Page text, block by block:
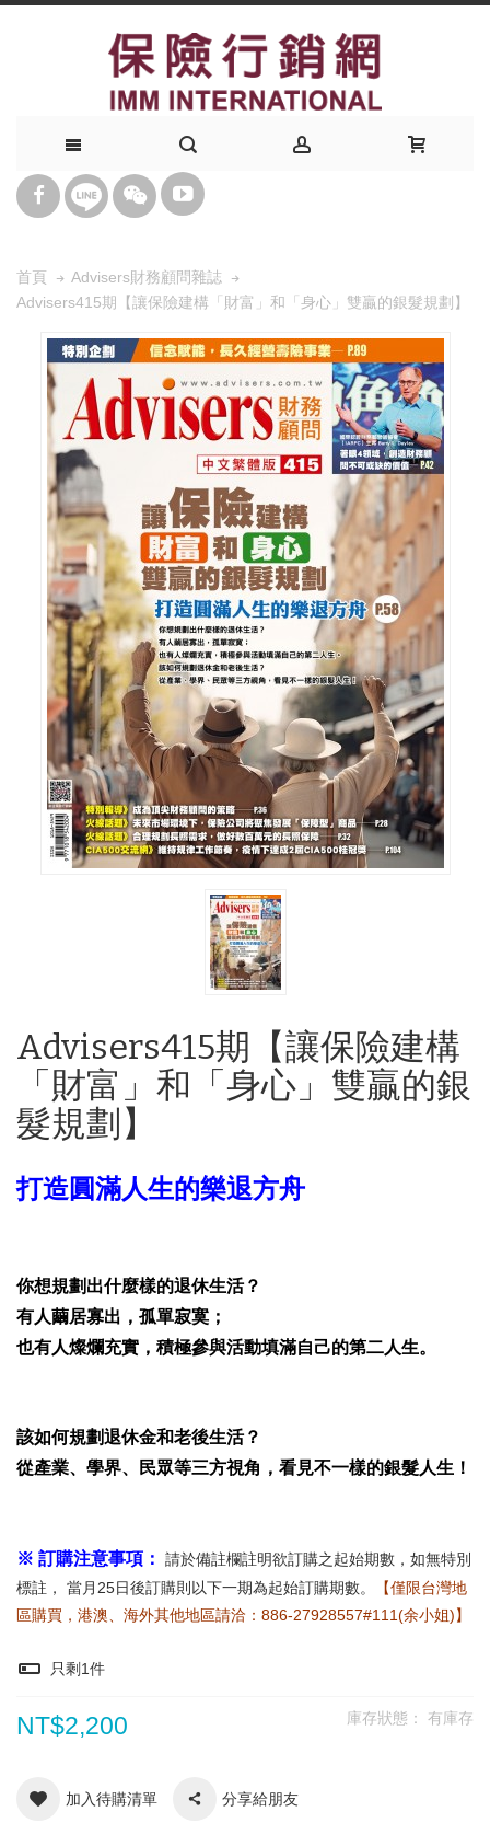
首頁
Advisers財務顧問雜誌
Advisers415期【讓保險建構「財富」和「身心」雙贏的銀髮規劃】
Advisers415期【讓保險建構
「財富」和「身心」雙贏的銀
髮規劃】
打造圓滿人生的樂退方舟
你想規劃出什麼樣的退休生活？
有人繭居寡出，孤單寂寞；
也有人燦爛充實，積極參與活動填滿自己的第二人生。
該如何規劃退休金和老後生活？
從產業、學界、民眾等三方視角， 看見不一樣的銀髮人生！
※ 訂購注意事項：
請於備註欄註明欲訂購之起始期數，如無特別
標註， 當月25日後訂購則以下一期為起始訂購期數。
【僅限台灣地
區購買，港澳、海外其他地區請洽：886-27928557#111(余小姐)】
只剩 1件
庫存狀態： 有庫存
NT$2,200
加入待購清單 分享給朋友